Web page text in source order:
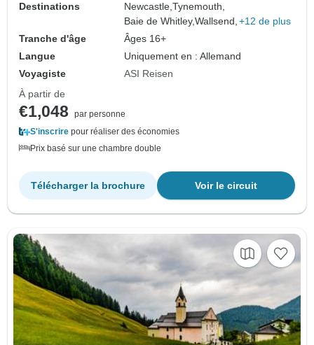
Destinations
Newcastle,Tynemouth,
Baie de Whitley,Wallsend, +12 de plus
Tranche d'âge
Âges 16+
Langue
Uniquement en : Allemand
Voyagiste
ASI Reisen
À partir de
€1,048
par personne
S'inscrire pour réaliser des économies
Prix basé sur une chambre double
Voir le circuit
Télécharger la brochure